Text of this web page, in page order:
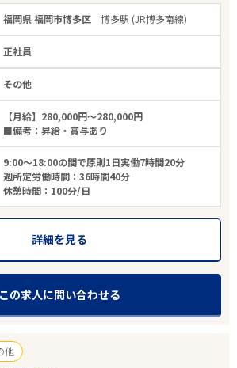
福岡県 福岡市博多区博多駅 (JR博多南線)
正社員
その他
【月給】280,000円～280,000円
■備考：昇給・賞与あり
9:00～18:00の間で原則1日実働7時間20分
週所定労働時間：36時間40分
休憩時間：100分/日
詳細を見る
この求人に問い合わせる
他